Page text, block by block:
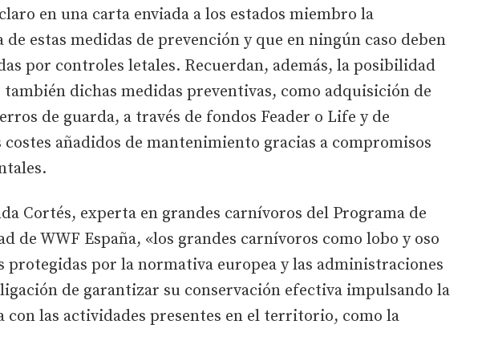
en una carta enviada a los estados miembro la
estas medidas de prevención y que en ningún caso deben
por controles letales. Recuerdan, además, la posibilidad
dichas medidas preventivas, como adquisición de
de guarda, a través de fondos Feader o Life y de
añadidos de mantenimiento gracias a compromisos
Cortés, experta en grandes carnívoros del Programa de
de WWF España, «los grandes carnívoros como lobo y oso
protegidas por la normativa europea y las administraciones
de garantizar su conservación efectiva impulsando la
con las actividades presentes en el territorio, como la